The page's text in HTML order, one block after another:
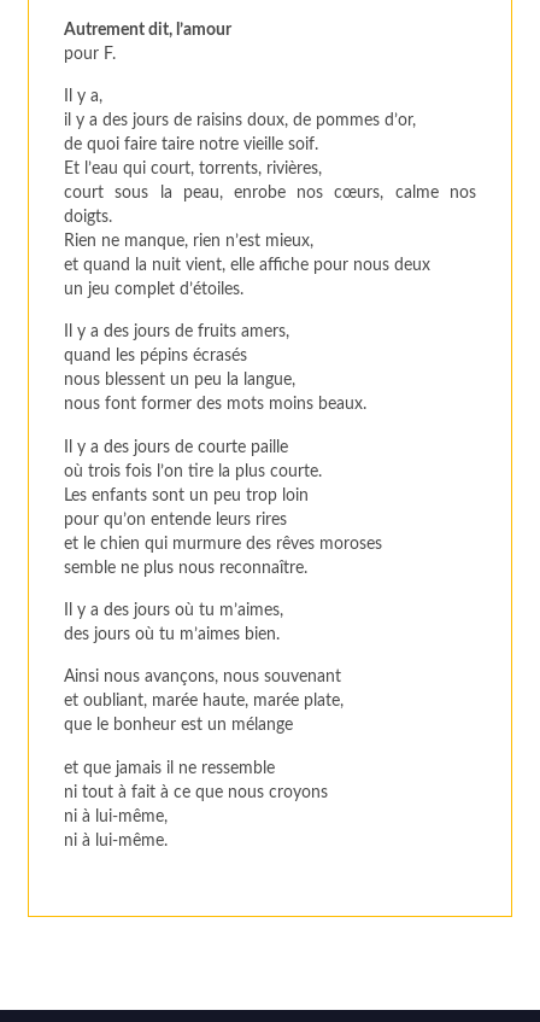
Autrement dit, l’amour
pour F.
Il y a,
il y a des jours de raisins doux, de pommes d’or,
de quoi faire taire notre vieille soif.
Et l’eau qui court, torrents, rivières,
court sous la peau, enrobe nos cœurs, calme nos
doigts.
Rien ne manque, rien n’est mieux,
et quand la nuit vient, elle affiche pour nous deux
un jeu complet d’étoiles.
Il y a des jours de fruits amers,
quand les pépins écrasés
nous blessent un peu la langue,
nous font former des mots moins beaux.
Il y a des jours de courte paille
où trois fois l’on tire la plus courte.
Les enfants sont un peu trop loin
pour qu’on entende leurs rires
et le chien qui murmure des rêves moroses
semble ne plus nous reconnaître.
Il y a des jours où tu m’aimes,
des jours où tu m’aimes bien.
Ainsi nous avançons, nous souvenant
et oubliant, marée haute, marée plate,
que le bonheur est un mélange
et que jamais il ne ressemble
ni tout à fait à ce que nous croyons
ni à lui-même,
ni à lui-même.